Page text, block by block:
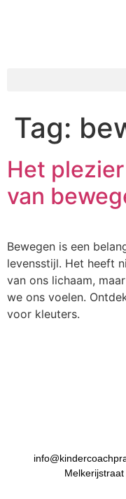
Tag:
Het
van
Bewegen is een
levensstijl. Het heeft
van ons lichaam,
we ons voelen.
voor kleuters.